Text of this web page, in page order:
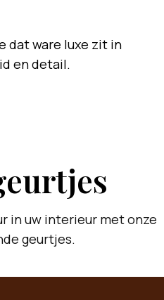
dat ware luxe zit in
en detail.
in uw interieur met onze
geurtjes.